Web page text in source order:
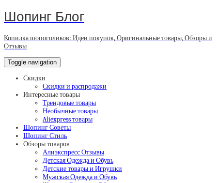
Шопинг Блог
Копилка шопоголиков: Идеи покупок, Оригинальные товары, Обзоры и
Отзывы
Toggle navigation
Скидки
Скидки и распродажи
Интересные товары
Трендовые товары
Необычные товары
Aliexpress товары
Шопинг Советы
Шопинг Стиль
Обзоры товаров
Алиэкспресс Отзывы
Детская Одежда и Обувь
Детские товары и Игрушки
Мужская Одежда и Обувь